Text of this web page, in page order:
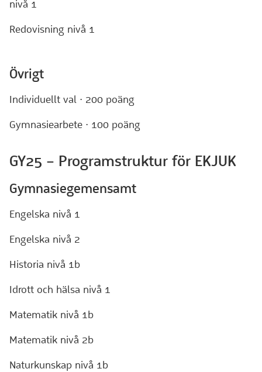
nivå 1
Redovisning nivå 1
Övrigt
Individuellt val · 200 poäng
Gymnasiearbete · 100 poäng
GY25 – Programstruktur för EKJUK
Gymnasiegemensamt
Engelska nivå 1
Engelska nivå 2
Historia nivå 1b
Idrott och hälsa nivå 1
Matematik nivå 1b
Matematik nivå 2b
Naturkunskap nivå 1b